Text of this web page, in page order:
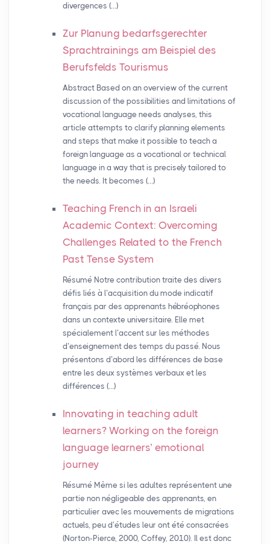
divergences (…)
Zur Planung bedarfsgerechter
Sprachtrainings am Beispiel des
Berufsfelds Tourismus
Abstract Based on an overview of the current
discussion of the possibilities and limitations of
vocational language needs analyses, this
article attempts to clarify planning elements
and steps that make it possible to teach a
foreign language as a vocational or technical
language in a way that is precisely tailored to
the needs. It becomes (…)
Teaching French in an Israeli
Academic Context: Overcoming
Challenges Related to the French
Past Tense System
Résumé Notre contribution traite des divers
défis liés à l’acquisition du mode indicatif
français par des apprenants hébréophones
dans un contexte universitaire. Elle met
spécialement l’accent sur les méthodes
d’enseignement des temps du passé. Nous
présentons d’abord les différences de base
entre les deux systèmes verbaux et les
différences (…)
Innovating in teaching adult
learners? Working on the foreign
language learners’ emotional
journey
Résumé Même si les adultes représentent une
partie non négligeable des apprenants, en
particulier avec les mouvements de migrations
actuels, peu d’études leur ont été consacrées
(Norton-Pierce, 2000, Coffey, 2010). Il est donc